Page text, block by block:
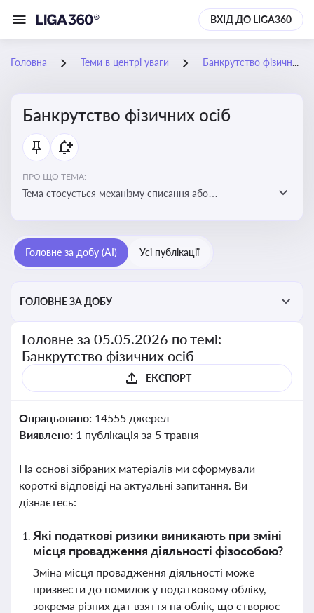
ВХІД ДО LIGA360
Головна Теми в центрі уваги Банкрутство фізичних осіб
Банкрутство фізичних осіб
ПРО ЩО ТЕМА:
Тема стосується механізму списання або
права як боржника, так і кредиторів
Головне за добу (AI) Усі публікації
ГОЛОВНЕ ЗА ДОБУ
Головне за 05.05.2026 по темі:
Банкрутство фізичних осіб
ЕКСПОРТ
Опрацьовано: 14555 джерел
Виявлено: 1 публікація за 5 травня
На основі зібраних матеріалів ми сформували
короткі відповіді на актуальні запитання. Ви
дізнаєтесь:
Які податкові ризики виникають при зміні
місця провадження діяльності фізособою?
Зміна місця провадження діяльності може
призвести до помилок у податковому обліку,
зокрема різних дат взяття на облік, що створює